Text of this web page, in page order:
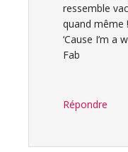
ressemble
quand même !
‘Cause I’m a
Fab
Répondre